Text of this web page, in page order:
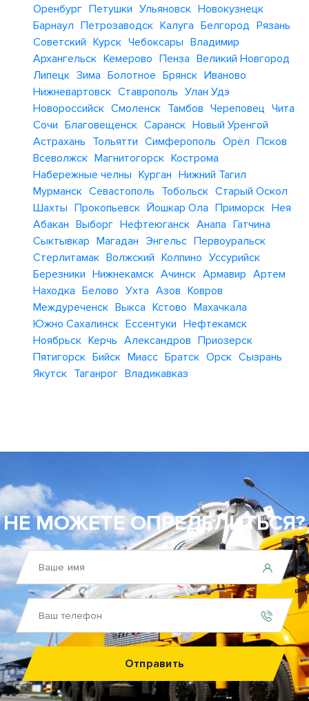
Оренбург Петушки Ульяновск Новокузнецк
Барнаул Петрозаводск Калуга Белгород Рязань
Советский Курск Чебоксары Владимир
Архангельск Кемерово Пенза Великий Новгород
Липецк Зима Болотное Брянск Иваново
Нижневартовск Ставрополь Улан Удэ
Новороссийск Смоленск Тамбов Череповец Чита
Сочи Благовещенск Саранск Новый Уренгой
Астрахань Тольятти Симферополь Орёл Псков
Всеволжск Магнитогорск Кострома
Набережные челны Курган Нижний Тагил
Мурманск Севастополь Тобольск Старый Оскол
Шахты Прокопьевск Йошкар Ола Приморск Нея
Абакан Выборг Нефтеюганск Анапа Гатчина
Сыктывкар Магадан Энгельс Первоуральск
Стерлитамак Волжский Колпино Уссурийск
Березники Нижнекамск Ачинск Армавир Артем
Находка Белово Ухта Азов Ковров
Междуреченск Выкса Кстово Махачкала
Южно Сахалинск Ессентуки Нефтекамск
Ноябрьск Керчь Александров Приозерск
Пятигорск Бийск Миасс Братск Орск Сызрань
Якутск Таганрог Владикавказ
НЕ МОЖЕТЕ ОПРЕДЕЛИТЬСЯ?
Отправить